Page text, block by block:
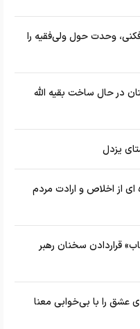
وحدت حول ولی‌فقیه را
در حال ساخت بقیه الله
یزدل
از اخلاص و ارادت مردم
قراردادن سخنان رهبر
عشق را با بی‌خوابی معنا